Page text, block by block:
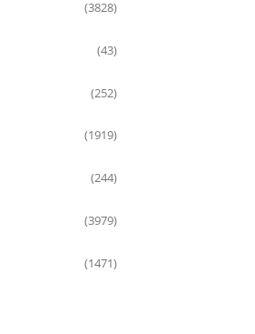
(3828)
(43)
(252)
(1919)
(244)
(3979)
(1471)